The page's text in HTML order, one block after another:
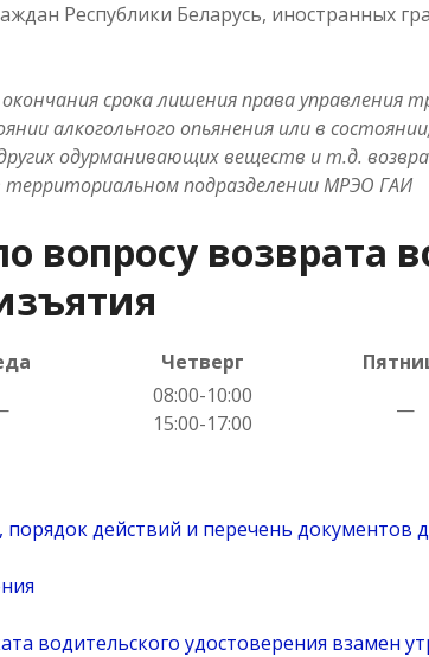
Республики Беларусь, иностранных
окончания срока лишения права
алкогольного опьянения или в
одурманивающих веществ и т.д.
подразделении МРЭО ГАИ
вопросу возврата
Четверг
08:00-10:00
15:00-17:00
—
действий и перечень документов
водительского удостоверения взамен